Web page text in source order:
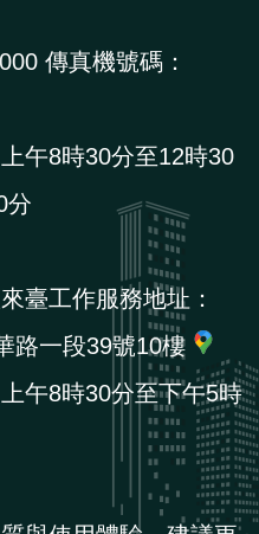
傳真機號碼：
午8時30分至12時30
分
臺工作服務地址：
路一段39號10樓
午8時30分至下午5時